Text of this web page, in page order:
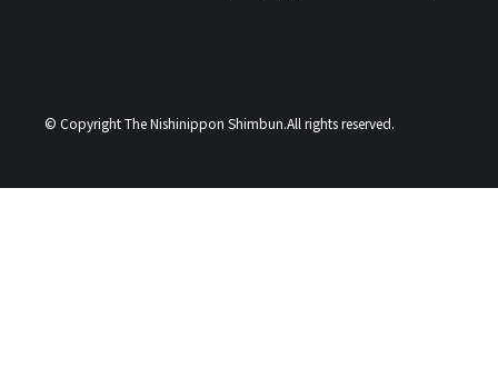
© Copyright The Nishinippon Shimbun.All rights reserved.